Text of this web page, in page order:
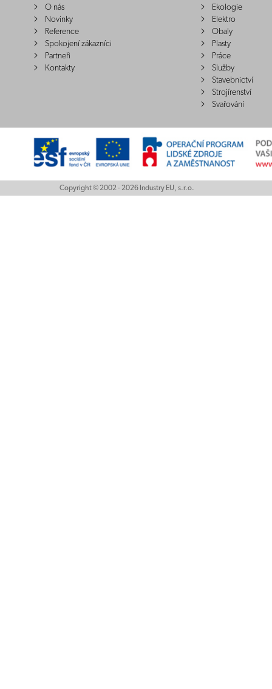
O nás
Novinky
Reference
Spokojení zákazníci
Partneři
Kontakty
Ekologie
Elektro
Obaly
Plasty
Práce
Služby
Stavebnictví
Strojírenství
Svařování
Copyright © 2002 - 2026 Industry EU, s.r.o.